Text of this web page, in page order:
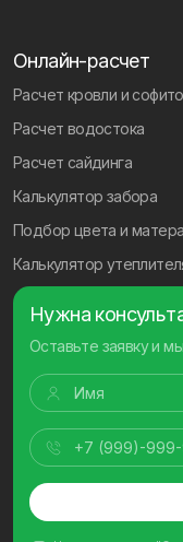
Онлайн-расчет
Расчет кровли и
Расчет водостока
Расчет сайдинга
Калькулятор забора
Подбор цвета и
Калькулятор
Нужна
Оставьте заявку и